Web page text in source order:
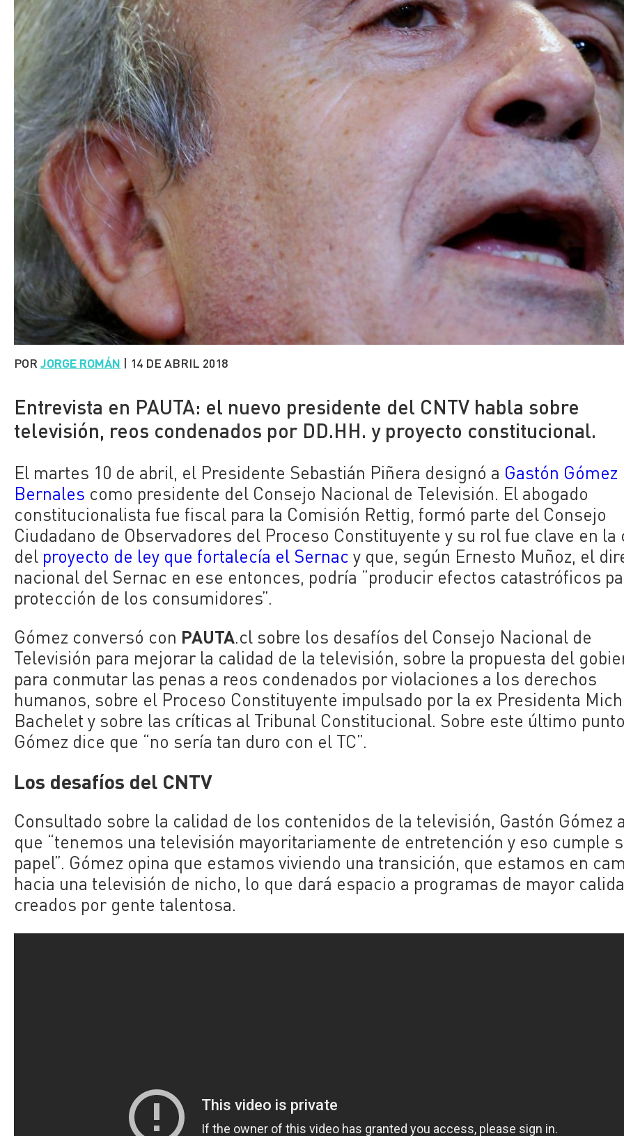
PORJORGE ROMÁN | 14 DE ABRIL 2018
Entrevista en PAUTA: el nuevo presidente del CNTV habla sobre
televisión, reos condenados por DD.HH. y proyecto constitucional.
El martes 10 de abril, el Presidente Sebastián Piñera designó a Gastón Gómez
Bernales como presidente del Consejo Nacional de Televisión. El abogado
constitucionalista fue fiscal para la Comisión Rettig, formó parte del Consejo
Ciudadano de Observadores del Proceso Constituyente y su rol fue clave en la
del proyecto de ley que fortalecía el Sernac y que, según Ernesto Muñoz, el
nacional del Sernac en ese entonces, podría “producir efectos catastróficos
protección de los consumidores”.
Gómez conversó con PAUTA.cl sobre los desafíos del Consejo Nacional de
Televisión para mejorar la calidad de la televisión, sobre la propuesta del
para conmutar las penas a reos condenados por violaciones a los derechos
humanos, sobre el Proceso Constituyente impulsado por la ex Presidenta
Bachelet y sobre las críticas al Tribunal Constitucional. Sobre este último
Gómez dice que “no sería tan duro con el TC”.
Los desafíos del CNTV
Consultado sobre la calidad de los contenidos de la televisión, Gastón Gómez
que “tenemos una televisión mayoritariamente de entretención y eso cumple
papel”. Gómez opina que estamos viviendo una transición, que estamos en
hacia una televisión de nicho, lo que dará espacio a programas de mayor
creados por gente talentosa.